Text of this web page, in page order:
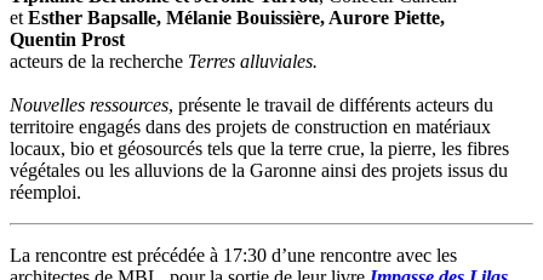
et Esther Bapsalle, Mélanie Bouissière, Aurore Piette,
Quentin Prost
acteurs de la recherche Terres alluviales.
Nouvelles ressources, présente le travail de différents acteurs du
territoire engagés dans des projets de construction en matériaux
locaux, bio et géosourcés tels que la terre crue, la pierre, les fibres
végétales ou les alluvions de la Garonne ainsi des projets issus du
réemploi.
La rencontre est précédée à 17:30 d’une rencontre avec les